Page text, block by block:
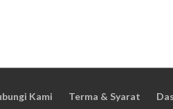
Kami Terma & Syarat